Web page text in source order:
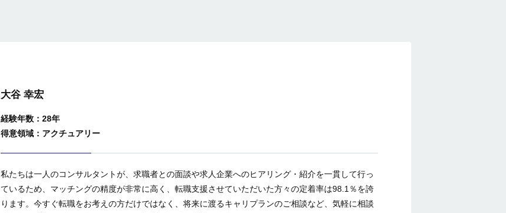
大谷 幸宏
経験年数：28年
得意領域：アクチュアリー
私たちは一人のコンサルタントが、求職者との面談や求人企業へのヒアリング・紹介を一貫して行っ
ているため、マッチングの精度が非常に高く、転職支援させていただいた方々の定着率は98.1％を誇
ります。今すぐ転職をお考えの方だけではなく、将来に渡るキャリプランのご相談など、気軽に相談